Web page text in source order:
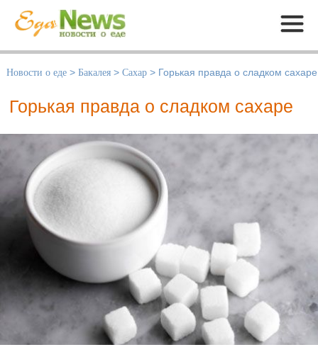
Меню
Новости о еде > Бакалея > Сахар > Горькая правда о сладком сахаре
Горькая правда о сладком сахаре